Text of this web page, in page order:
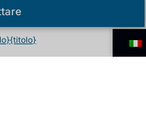
{titolo}
elmetti, nelle
metallica offre
contro proiettili,